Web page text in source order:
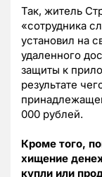
Так, житель
«сотрудника
установил на
удаленного
защиты к
результате
000 рублей.
Кроме того,
хищение
купли или